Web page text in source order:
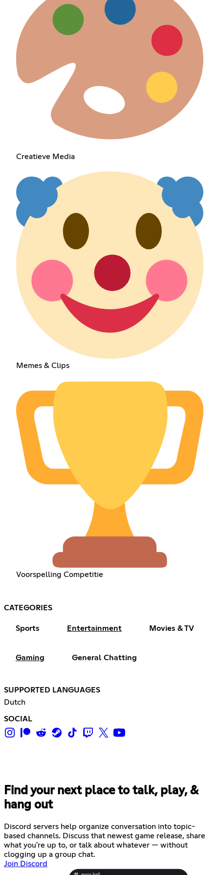
Creatieve Media
Memes & Clips
Voorspelling Competitie
CATEGORIES
Sports Entertainment Movies & TV
Gaming General Chatting
SUPPORTED LANGUAGES
Dutch
SOCIAL
Find your next place to talk, play, &
hang out
Discord servers help organize conversation into topic-
based channels. Discuss that newest game release, share
what you're up to, or talk about whatever — without
clogging up a group chat.
Join Discord